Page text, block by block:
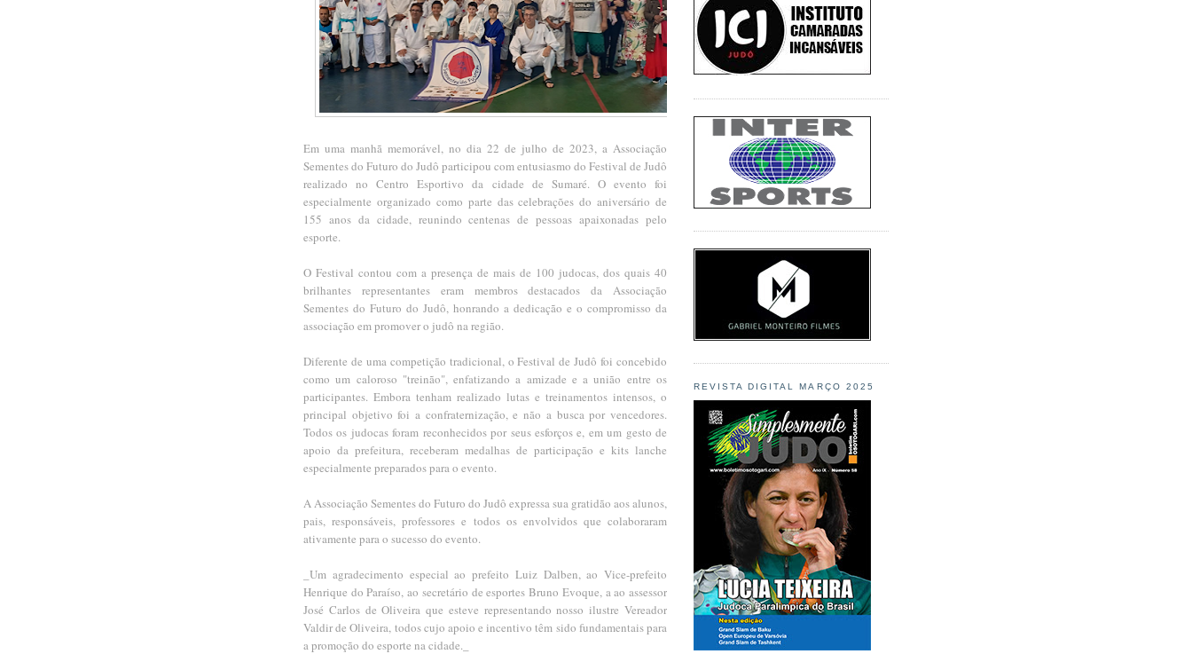
Em uma manhã memorável, no dia 22 de julho de 2023, a Associação
Sementes do Futuro do Judô participou com entusiasmo do Festival de Judô
realizado no Centro Esportivo da cidade de Sumaré. O evento foi
especialmente organizado como parte das celebrações do aniversário de
155 anos da cidade, reunindo centenas de pessoas apaixonadas pelo
esporte.
O Festival contou com a presença de mais de 100 judocas, dos quais 40
brilhantes representantes eram membros destacados da Associação
Sementes do Futuro do Judô, honrando a dedicação e o compromisso da
associação em promover o judô na região.
Diferente de uma competição tradicional, o Festival de Judô foi concebido
como um caloroso "treinão", enfatizando a amizade e a união entre os
participantes. Embora tenham realizado lutas e treinamentos intensos, o
principal objetivo foi a confraternização, e não a busca por vencedores.
Todos os judocas foram reconhecidos por seus esforços e, em um gesto de
apoio da prefeitura, receberam medalhas de participação e kits lanche
especialmente preparados para o evento.
A Associação Sementes do Futuro do Judô expressa sua gratidão aos alunos,
pais, responsáveis, professores e todos os envolvidos que colaboraram
ativamente para o sucesso do evento.
_Um agradecimento especial ao prefeito Luiz Dalben, ao Vice-prefeito
Henrique do Paraíso, ao secretário de esportes Bruno Evoque, a ao assessor
José Carlos de Oliveira que esteve representando nosso ilustre Vereador
Valdir de Oliveira, todos cujo apoio e incentivo têm sido fundamentais para
a promoção do esporte na cidade._
REVISTA DIGITAL MARÇO 2025